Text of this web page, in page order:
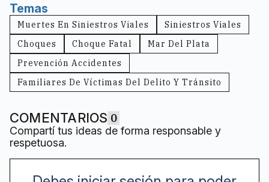
Temas
Muertes En Siniestros Viales
Siniestros Viales
Choques
Choque Fatal
Mar Del Plata
Prevención Accidentes
Familiares De Víctimas Del Delito Y Tránsito
COMENTARIOS 0
Compartí tus ideas de forma responsable y
respetuosa.